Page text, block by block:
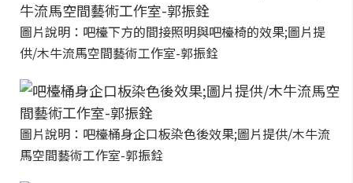
圖片說明：吧檯下方的間接照明與吧檯椅的效果;圖片提
供/木牛流馬空間藝術工作室-郭振銓
圖片說明：吧檯桶身企口板染色後效果;圖片提供/木牛流
馬空間藝術工作室-郭振銓